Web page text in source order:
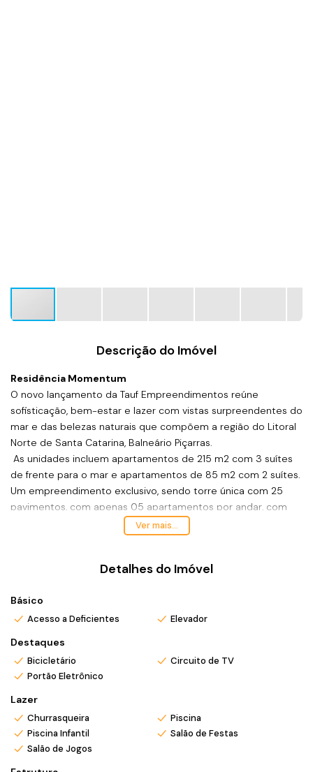
Descrição do Imóvel
Residência Momentum
O novo lançamento da Tauf Empreendimentos reúne
sofisticação, bem-estar e lazer com vistas surpreendentes do
mar e das belezas naturais que compõem a região do Litoral
Norte de Santa Catarina, Balneário Piçarras.
As unidades incluem apartamentos de 215 m2 com 3 suítes
de frente para o mar e apartamentos de 85 m2 com 2 suítes.
Um empreendimento exclusivo, sendo torre única com 25
pavimentos, com apenas 05 apartamentos por andar, com
elevador e garagem coberta.
Possibilidade de comprar na praia que você procura!
CONDIÇÃO EXCLUSIVA DIRETA COM CONSTRUTORA EM ATÉ 168X
RI 365702
*Valor e disponibilidade sujeitos à disponibilidade.
pré-agendamento.
*Ligue ou envie WhatsApp (47) 9 9705-6188. Siga meu
Instagram @ronei_jaciel
Ver mais...
Detalhes do Imóvel
Básico
Acesso a Deficientes Elevador
Destaques
Bicicletário
Circuito de TV
Portão Eletrônico
Lazer
Churrasqueira
Piscina
Piscina Infantil
Salão de Festas
Salão de Jogos